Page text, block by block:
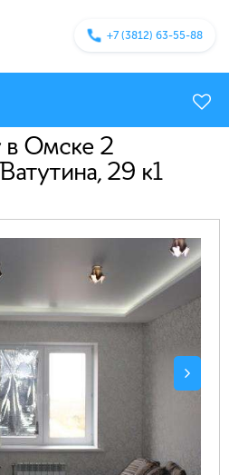
+7 (3812) 63-55-88
в Омске 2
29 к1